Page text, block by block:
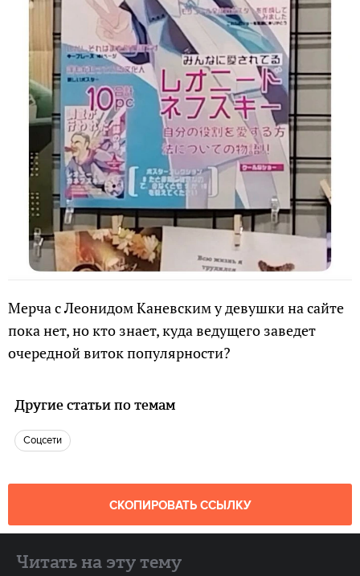
Мерча с Леонидом Каневским у девушки на сайте
пока нет, но кто знает, куда ведущего заведет
очередной виток популярности?
Другие статьи по темам
Соцсети
СКОПИРОВАТЬ ССЫЛКУ
Читать на эту тему